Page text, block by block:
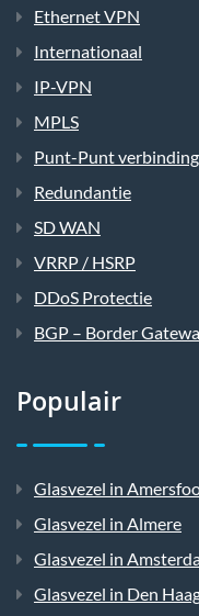
Ethernet VPN
Internationaal
IP-VPN
MPLS
Punt-Punt verbinding
Redundantie
SD WAN
VRRP / HSRP
DDoS Protectie
BGP – Border
Populair
Glasvezel in
Glasvezel in Almere
Glasvezel in
Glasvezel in Den